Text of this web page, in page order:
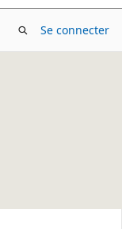
Se connecter